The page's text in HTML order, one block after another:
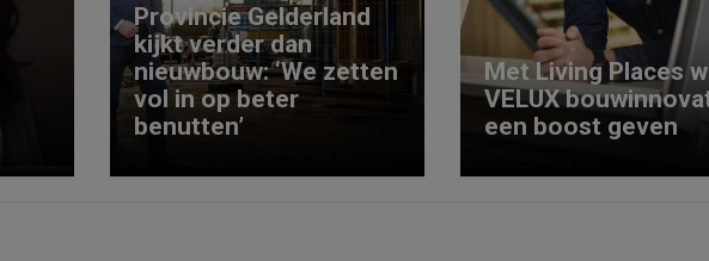
Provincie Gelderland
kijkt verder dan
nieuwbouw: ‘We zetten
vol in op beter
benutten’
Met Living Places
VELUX
een boost geven